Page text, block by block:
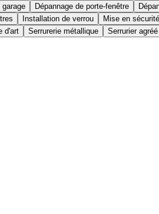
garage Dépannage de porte-fenêtre
Installation de verrou Mise en
d'art Serrurerie métallique Serrurier